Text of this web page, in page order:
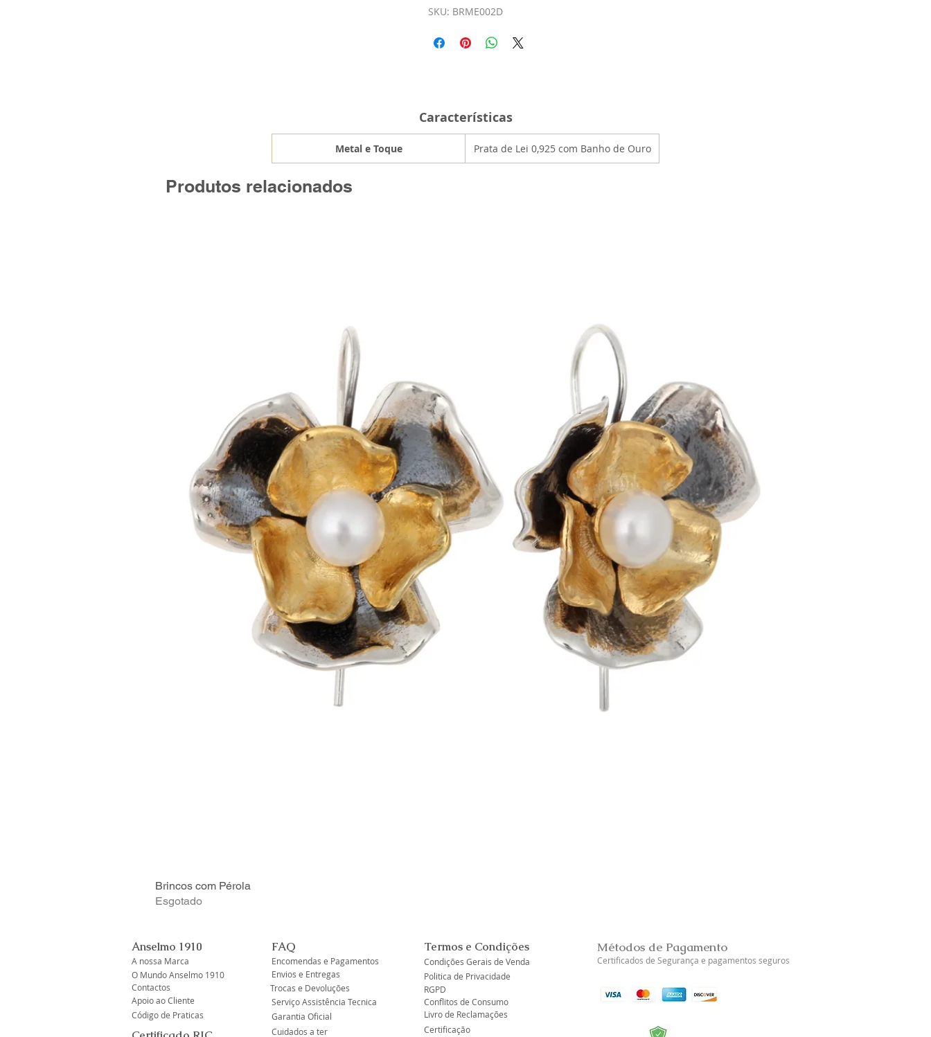
SKU: BRME002D
Características
Metal e Toque Prata de Lei 0,925 com Banho de Ouro
Produtos relacionados
Brincos com Pérola
Esgotado
Anselmo 1910
A nossa Marca
O Mundo Anselmo 1910
Contactos
Apoio ao Cliente
FAQ
Encomendas e Pagamentos
Envios e Entregas
Trocas e Devoluções
Serviço Assistência Tecnica
Garantia Oficial
Cuidados a ter
Código de Praticas
Termos e Condições
Condições Gerais de Venda
Politica de Privacidade
RGPD
Conflitos de Consumo
Livro de Reclamações
Certificação
Métodos de Pagamento
Certificados de Segurança e pagamentos seguros